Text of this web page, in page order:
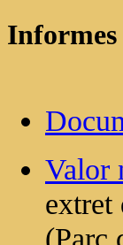
Informes
Valor
extret
(Parc